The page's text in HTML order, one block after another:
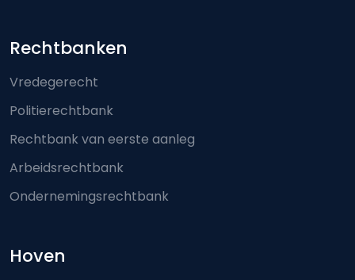
Footer-menu
Rechtbanken
Vredegerecht
Politierechtbank
Rechtbank van eerste aanleg
Arbeidsrechtbank
Ondernemingsrechtbank
Hoven